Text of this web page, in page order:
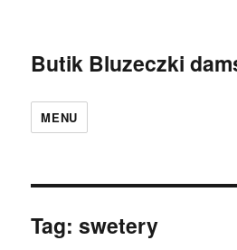
Butik Bluzeczki
MENU
Tag:swetery